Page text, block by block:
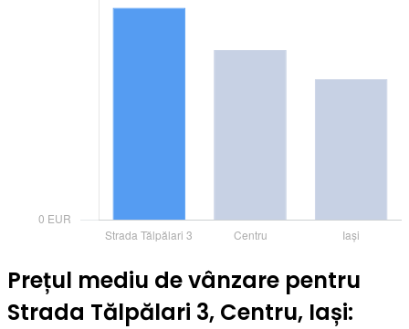
Prețul mediu de vânzare pentru
Strada Tălpălari 3, Centru, Iași: